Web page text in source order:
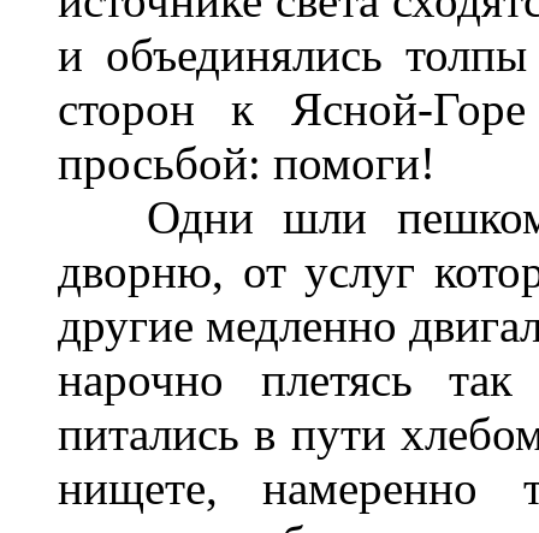
и объединялись
сторон к Ясной-
просьбой: помоги!
Одни шли пешком,
дворню, от услуг
другие медленно
нарочно плетясь
питались в пути
нищете, намеренно